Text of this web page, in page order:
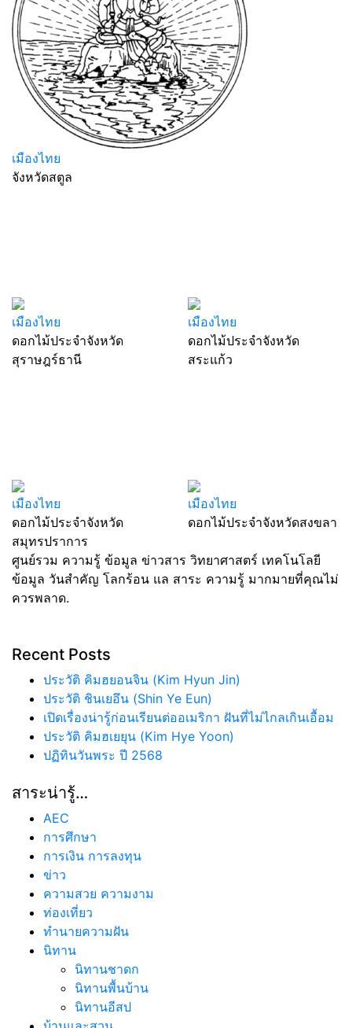
เมืองไทย
จังหวัดสตูล
เมืองไทย
ดอกไม้ประจำจังหวัด
สุราษฎร์ธานี
เมืองไทย
ดอกไม้ประจำจังหวัด
สระแก้ว
เมืองไทย
ดอกไม้ประจำจังหวัด
สมุทรปราการ
เมืองไทย
ดอกไม้ประจำจังหวัดสงขลา
ศูนย์รวม ความรู้ ข้อมูล ข่าวสาร วิทยาศาสตร์ เทคโนโลยี
ข้อมูล วันสำคัญ โลกร้อน แล สาระ ความรู้ มากมายที่คุณไม่
ควรพลาด.
Recent Posts
ประวัติ คิมฮยอนจิน (Kim Hyun Jin)
ประวัติ ชินเยอึน (Shin Ye Eun)
เปิดเรื่องน่ารู้ก่อนเรียนต่ออเมริกา ฝันที่ไม่ไกลเกินเอื้อม
ประวัติ คิมฮเยยุน (Kim Hye Yoon)
ปฏิทินวันพระ ปี 2568
สาระน่ารู้…
AEC
การศึกษา
การเงิน การลงทุน
ข่าว
ความสวย ความงาม
ท่องเที่ยว
ทํานายความฝัน
นิทาน
นิทานชาดก
นิทานพื้นบ้าน
นิทานอีสป